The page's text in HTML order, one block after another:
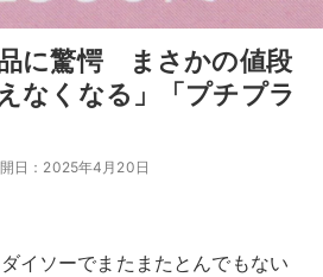
に驚愕 まさかの値段
なくなる」「プチプラ
日：2025年4月20日
イソーでまたまたとんでもない